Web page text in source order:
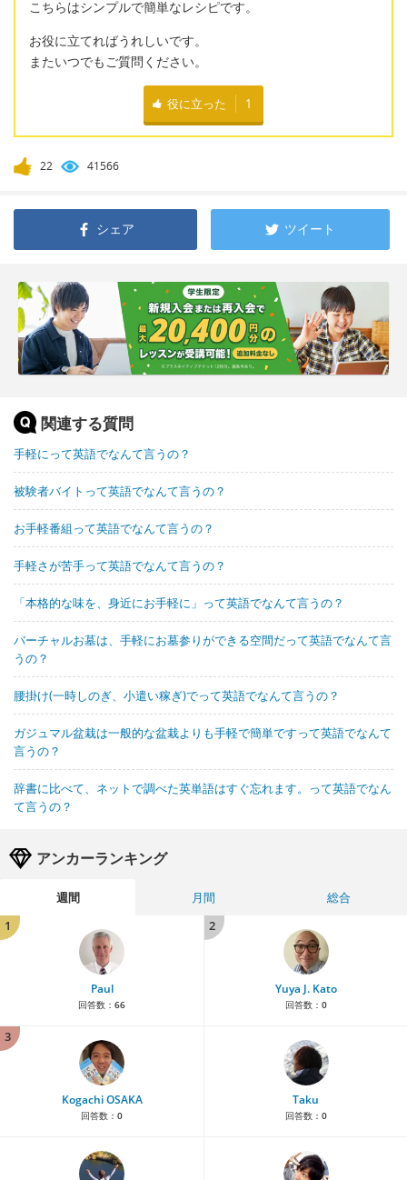
こちらはシンプルで簡単なレシピです。
お役に立てればうれしいです。
またいつでもご質問ください。
役に立った 1
22 41566
シェア ツイート
関連する質問
手軽にって英語でなんて言うの？
被験者バイトって英語でなんて言うの？
お手軽番組って英語でなんて言うの？
手軽さが苦手って英語でなんて言うの？
「本格的な味を、身近にお手軽に」って英語でなんて言うの？
バーチャルお墓は、手軽にお墓参りができる空間だって英語でなんて言
うの？
腰掛け(一時しのぎ、小遣い稼ぎ)でって英語でなんて言うの？
ガジュマル盆栽は一般的な盆栽よりも手軽で簡単ですって英語でなんて
言うの？
辞書に比べて、ネットで調べた英単語はすぐ忘れます。って英語でなん
て言うの？
アンカーランキング
週間 月間
総合
1
Paul
回答数： 66
2
Yuya J. Kato
回答数： 0
3
Kogachi OSAKA
回答数： 0
Taku
回答数： 0